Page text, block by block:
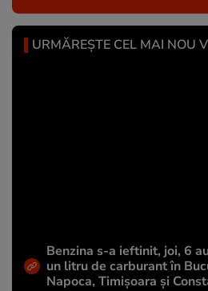
URMĂREȘTE CEL MAI NOU
Benzina s-a ieftinit, joi, 6
un litru de carburant în
Napoca, Timișoara și